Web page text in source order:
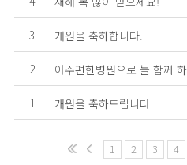
3 개원을 축하합니다.
2 아주편한병원으로 늘 함께
1 개원을 축하드립니다
1 2 3 4